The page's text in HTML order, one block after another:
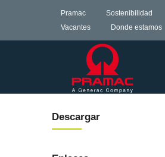
Pramac Sostenibilidad
Vacantes
Donde estamos
Descargar